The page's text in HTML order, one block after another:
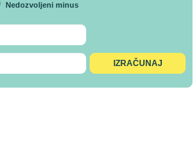
Nedozvoljeni minus